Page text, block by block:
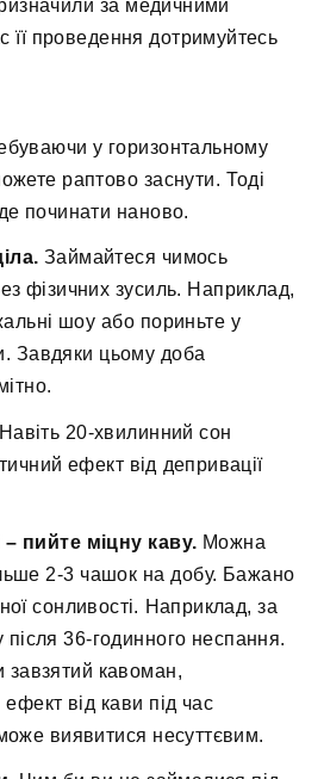
за медичними
її проведення дотримуйтесь
у горизонтальному
раптово заснути. Тоді
починати наново.
Займайтеся чимось
фізичних зусиль. Наприклад,
шоу або пориньте у
Завдяки цьому доба
Навіть 20-хвилинний сон
ефект від депривації
пийте міцну каву. Можна
2-3 чашок на добу. Бажано
сонливості. Наприклад, за
після 36-годинного неспання.
завзятий кавоман,
від кави під час
виявитися несуттєвим.